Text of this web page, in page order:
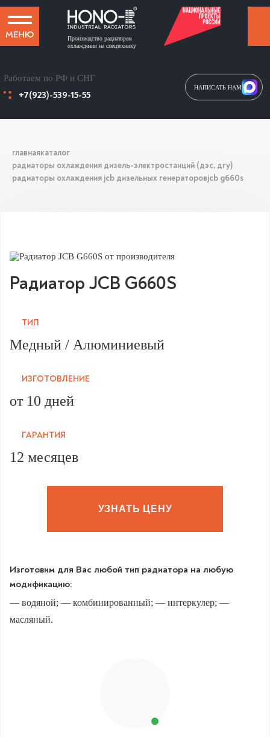
МЕНЮ
Производство радиаторов
охлаждения на спецтехнику
НАПИСАТЬ НАМ
Работаем по РФ и СНГ
+7(923)-539-15-55
главнаякаталог
радиаторы охлаждения дизель-электростанций (дэс, дгу)
радиаторы охлаждения jcb дизельных генераторовjcb g660s
Радиатор JCB G660S
ТИП
Медный / Алюминиевый
ИЗГОТОВЛЕНИЕ
от 10 дней
ГАРАНТИЯ
12 месяцев
УЗНАТЬ ЦЕНУ
Изготовим для Вас любой тип радиатора на любую
модификацию:
— водяной; — комбинированный; — интеркулер; —
масляный.